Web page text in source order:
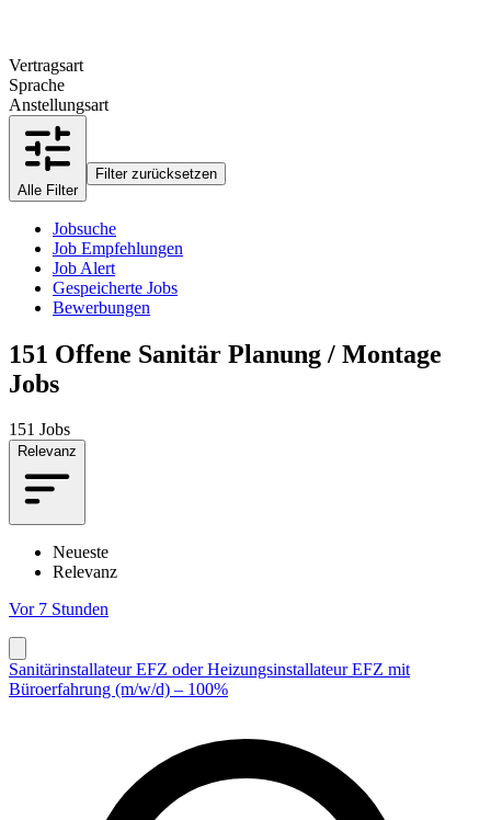
Vertragsart
Sprache
Anstellungsart
Alle Filter
Filter zurücksetzen
Jobsuche
Job Empfehlungen
Job Alert
Gespeicherte Jobs
Bewerbungen
151 Offene Sanitär Planung / Montage
Jobs
151 Jobs
Relevanz
Neueste
Relevanz
Vor 7 Stunden
Sanitärinstallateur EFZ oder Heizungsinstallateur EFZ mit
Büroerfahrung (m/w/d) – 100%